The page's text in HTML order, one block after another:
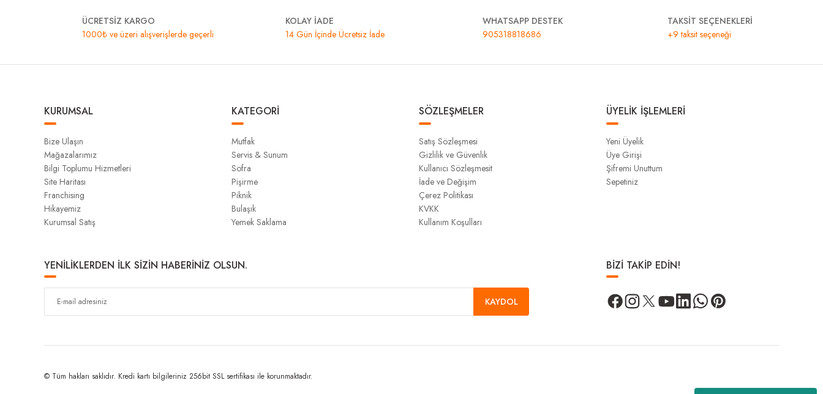
ÜCRETSİZ KARGO
1000₺ ve üzeri alışverişlerde geçerli
KOLAY İADE
14 Gün İçinde Ücretsiz İade
WHATSAPP DESTEK
905318818686
TAKSİT SEÇENEKLERİ
+9 taksit seçeneği
KURUMSAL
Bize Ulaşın
Mağazalarımız
Bilgi Toplumu Hizmetleri
Site Haritası
Franchising
Hikayemiz
Kurumsal Satış
KATEGORİ
Mutfak
Servis & Sunum
Sofra
Pişirme
Piknik
Bulaşık
Yemek Saklama
SÖZLEŞMELER
Satış Sözleşmesi
Gizlilik ve Güvenlik
Kullanıcı Sözleşmesit
İade ve Değişim
Çerez Politikası
KVKK
Kullanım Koşulları
ÜYELİK İŞLEMLERİ
Yeni Üyelik
Üye Girişi
Şifremi Unuttum
Sepetiniz
YENİLİKLERDEN İLK SİZİN HABERİNİZ OLSUN.
KAYDOL
BİZİ TAKİP EDİN!
© Tüm hakları saklıdır. Kredi kartı bilgileriniz 256bit SSL sertifikası ile korunmaktadır.